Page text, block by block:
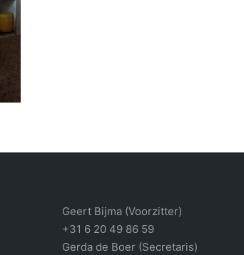
Geert Bijma (Voorzitter)
+31 6 20 49 86 59
Gerda de Boer (Secretaris)